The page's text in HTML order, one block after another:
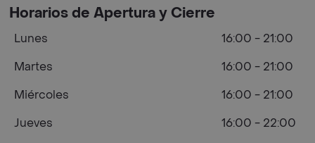
Horarios de Apertura y Cierre
Lunes
16:00 - 21:00
Martes
16:00 - 21:00
Miércoles
16:00 - 21:00
Jueves
16:00 - 22:00